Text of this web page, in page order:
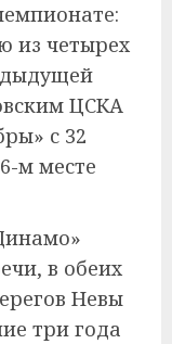
из четырех
ЦСКА
с 32
м месте
в обеих
Невы
три года